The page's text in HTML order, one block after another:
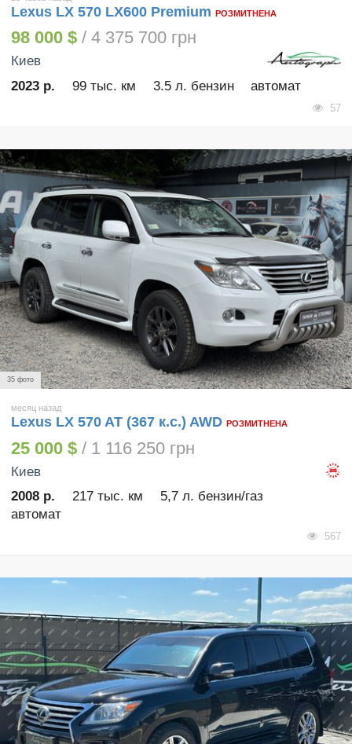
Lexus LX 570 LX600 Premium РОЗМИТНЕНА
98 000 $ / 4 375 700 грн
Киев
2023 р.
99 тыс. км 3.5 л. бензин автомат
57
35 фото
месяц назад
Lexus LX 570 AT (367 к.с.) AWD РОЗМИТНЕНА
25 000 $ / 1 116 250 грн
Киев
2008 р.
217 тыс. км
5,7 л. бензин/газ
автомат
567